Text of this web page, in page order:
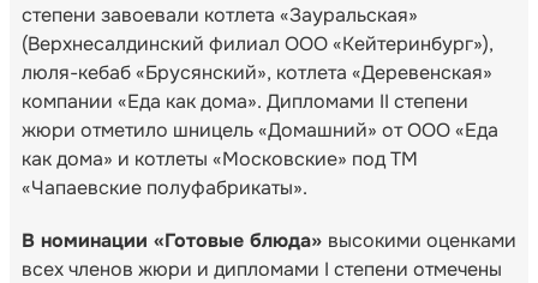
степени завоевали котлета «Зауральская»
(Верхнесалдинский филиал ООО «Кейтеринбург»),
люля-кебаб «Брусянский», котлета «Деревенская»
компании «Еда как дома». Дипломами II степени
жюри отметило шницель «Домашний» от ООО «Еда
как дома» и котлеты «Московские» под ТМ
«Чапаевские полуфабрикаты».
В номинации «Готовые блюда» высокими оценками
всех членов жюри и дипломами I степени отмечены